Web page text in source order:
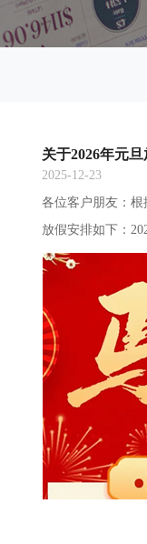
关于2026年元
2025-12-23
各位客户朋友：根
放假安排如下：
3天，1月4日（星
及时为您安排订
科技有限公司2025